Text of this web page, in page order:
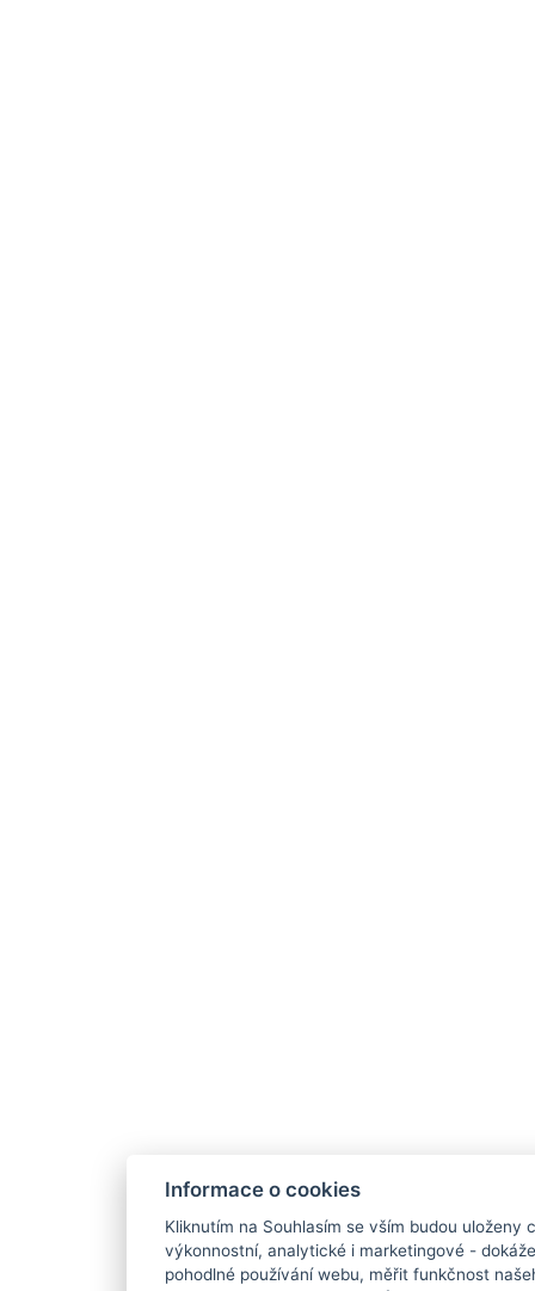
Informace o cookies
Kliknutím na Souhlasím se vším budou uloženy
výkonnostní, analytické i marketingové -
pohodlné používání webu, měřit funkčnost